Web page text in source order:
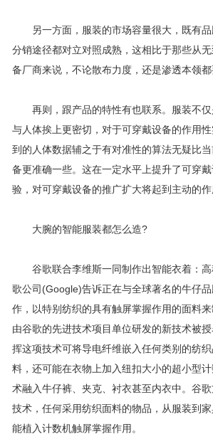
另一方面，服装的市场容量很大，既有品
分销途径都对立对照成熟，这相比于那些从
备厂商来说，不论散布力度，还是渗透本领都
再则，跟产品的特性有也联系。服装不仅
与人体挨上更密切，对于可穿戴设备的作用
到的人体数据辅之于有对准性的算法无疑比
备更准确一些。这在一定水平上提升了可穿
验，对可穿戴设备的推广扩大将起到主动的作
大腕的智能服装都怎么造?
谷歌联合李维斯一同制作出智能衣着：高
歌公司(Google)告诉正在与全球著名的牛仔品
作，以特别纺织的具有触屏掌握作用的面料
由谷歌的先进技术项目单位研发的新技术被授
挥这项技术可将导电纤维嵌入任何类别的纺
料，还可能在衣物上加入纽扣大小的超小型
术融入牛仔裤、夹克、衬衣甚至内衣中。谷
技术，任何采用纺织面料的物品，从服装到
能植入计数机触屏掌握作用。